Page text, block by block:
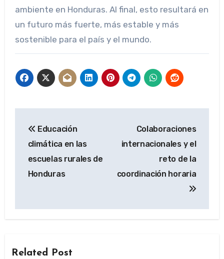
ambiente en Honduras. Al final, esto resultará en
un futuro más fuerte, más estable y más
sostenible para el país y el mundo.
navigation
Educación
climática en las
escuelas rurales de
Honduras
Colaboraciones
internacionales y el
reto de la
coordinación horaria
Related Post